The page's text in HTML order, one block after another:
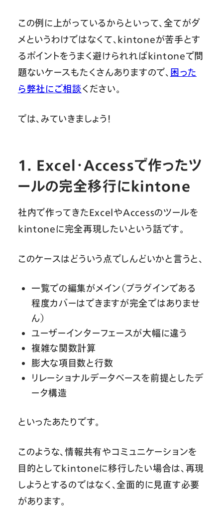
この例に上がっているからといって、全てがダ
メというわけではなくて、kintoneが苦手とす
るポイントをうまく避けられればkintoneで問
題ないケースもたくさんありますので、 困った
ら弊社にご相談ください。
では、みていきましょう！
1. Excel・Accessで作ったツ
ールの完全移行にkintone
社内で作ってきたExcelやAccessのツールを
kintoneに完全再現したいという話です。
このケースはどういう点でしんどいかと言うと、
一覧での編集がメイン（プラグインである
程度カバーはできますが完全ではありませ
ん）
ユーザーインターフェースが大幅に違う
複雑な関数計算
膨大な項目数と行数
リレーショナルデータベースを前提としたデ
ータ構造
といったあたりです。
このような、情報共有やコミュニケーションを
目的としてkintoneに移行したい場合は、再現
しようとするのではなく、全面的に見直す必要
があります。